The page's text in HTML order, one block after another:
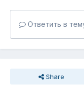
Ответить в
Share